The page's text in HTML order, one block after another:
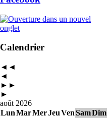
Calendrier
◄◄
◄
►►
►
août 2026
LunMarMerJeuVenSamDim